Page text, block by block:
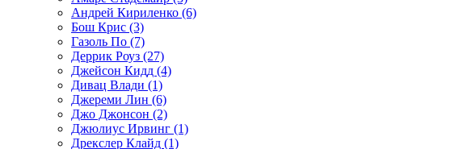
Андрей Кириленко (6)
Бош Крис (3)
Газоль По (7)
Деррик Роуз (27)
Джейсон Кидд (4)
Дивац Влади (1)
Джереми Лин (6)
Джо Джонсон (2)
Джюлиус Ирвинг (1)
Дрекслер Клайд (1)